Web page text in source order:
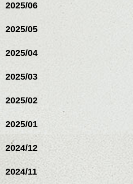
2025/06
2025/05
2025/04
2025/03
2025/02
2025/01
2024/12
2024/11